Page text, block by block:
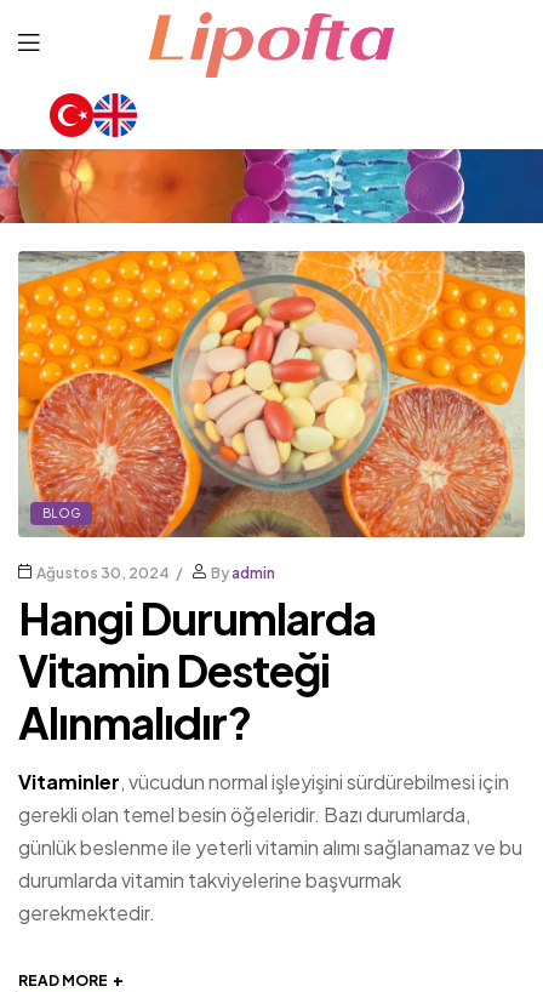
BLOG
Ağustos 30, 2024 Byadmin
Hangi Durumlarda
Vitamin Desteği
Alınmalıdır?
Vitaminler, vücudun normal işleyişini sürdürebilmesi için
gerekli olan temel besin öğeleridir. Bazı durumlarda,
günlük beslenme ile yeterli vitamin alımı sağlanamaz ve bu
durumlarda vitamin takviyelerine başvurmak
gerekmektedir.
READ MORE +